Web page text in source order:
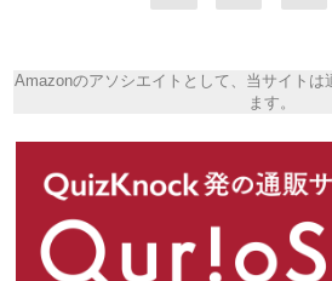
Amazonのアソシエイトとして、当サイトは
ます。